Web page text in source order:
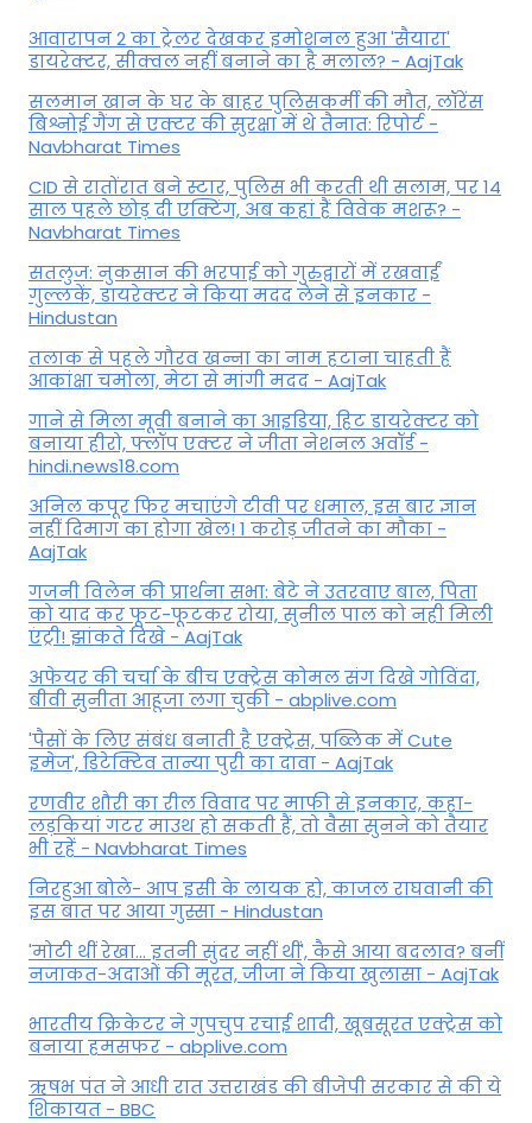
आवारापन 2 का ट्रेलर देखकर इमोशनल हुआ 'सैयारा'
डायरेक्टर, सीक्वल नहीं बनाने का है मलाल? - AajTak
सलमान खान के घर के बाहर पुलिसकर्मी की मौत, लॉरेंस
बिश्नोई गैंग से एक्टर की सुरक्षा में थे तैनात: रिपोर्ट -
Navbharat Times
CID से रातोंरात बने स्टार, पुलिस भी करती थी सलाम, पर 14
साल पहले छोड़ दी एक्टिंग, अब कहां हैं विवेक मशरू? -
Navbharat Times
सतलुज: नुकसान की भरपाई को गुरुद्वारों में रखवाईं
गुल्लकें, डायरेक्टर ने किया मदद लेने से इनकार -
Hindustan
तलाक से पहले गौरव खन्ना का नाम हटाना चाहती हैं
आकांक्षा चमोला, मेटा से मांगी मदद - AajTak
गाने से मिला मूवी बनाने का आइडिया, हिट डायरेक्टर को
बनाया हीरो, फ्लॉप एक्टर ने जीता नेशनल अवॉर्ड -
hindi.news18.com
अनिल कपूर फिर मचाएंगे टीवी पर धमाल, इस बार ज्ञान
नहीं दिमाग का होगा खेल! 1 करोड़ जीतने का मौका -
AajTak
गजनी विलेन की प्रार्थना सभा: बेटे ने उतरवाए बाल, पिता
को याद कर फूट-फूटकर रोया, सुनील पाल को नही मिली
एंट्री! झांकते दिखे - AajTak
अफेयर की चर्चा के बीच एक्ट्रेस कोमल संग दिखे गोविंदा,
बीवी सुनीता आहूजा लगा चुकी - abplive.com
'पैसों के लिए संबंध बनाती है एक्ट्रेस, पब्लिक में Cute
इमेज', डिटेक्टिव तान्या पुरी का दावा - AajTak
रणवीर शौरी का रील विवाद पर माफी से इनकार, कहा-
लड़कियां गटर माउथ हो सकती हैं, तो वैसा सुनने को तैयार
भी रहें - Navbharat Times
निरहुआ बोले- आप इसी के लायक हो, काजल राघवानी की
इस बात पर आया गुस्सा - Hindustan
'मोटी थीं रेखा... इतनी सुंदर नहीं थीं', कैसे आया बदलाव? बनीं
नजाकत-अदाओं की मूरत, जीजा ने किया खुलासा - AajTak
भारतीय क्रिकेटर ने गुपचुप रचाई शादी, खूबसूरत एक्ट्रेस को
बनाया हमसफर - abplive.com
ऋषभ पंत ने आधी रात उत्तराखंड की बीजेपी सरकार से की ये
शिकायत - BBC